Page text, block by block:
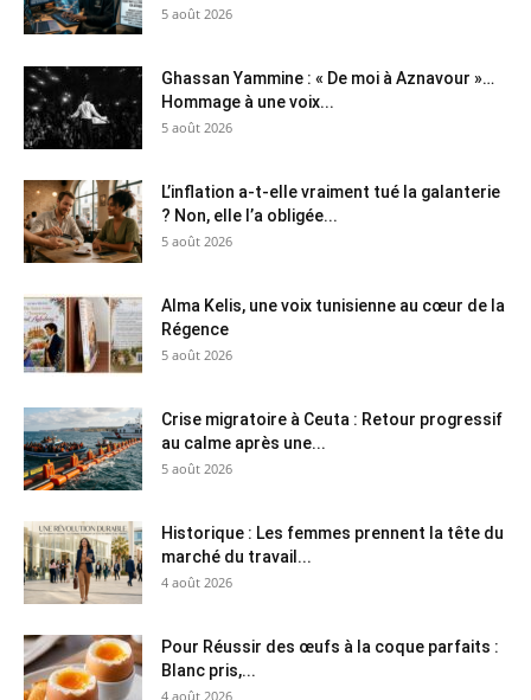
5 août 2026
Ghassan Yammine : « De moi à Aznavour »…
Hommage à une voix...
5 août 2026
L’inflation a-t-elle vraiment tué la galanterie
? Non, elle l’a obligée...
5 août 2026
Alma Kelis, une voix tunisienne au cœur de la
Régence
5 août 2026
Crise migratoire à Ceuta : Retour progressif
au calme après une...
5 août 2026
Historique : Les femmes prennent la tête du
marché du travail...
4 août 2026
Pour Réussir des œufs à la coque parfaits :
Blanc pris,...
4 août 2026